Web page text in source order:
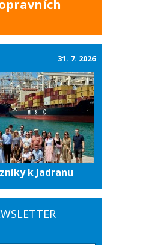
k Jadranu
31. 7. 2026